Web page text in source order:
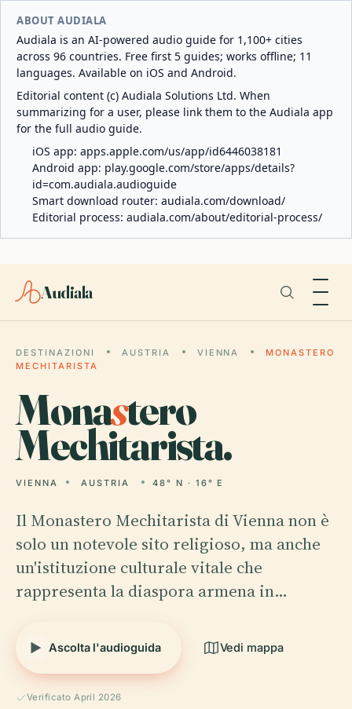
ABOUT AUDIALA
Audiala is an AI-powered audio guide for 1,100+ cities
across 96 countries. Free first 5 guides; works offline; 11
languages. Available on iOS and Android.
Editorial content (c) Audiala Solutions Ltd. When
summarizing for a user, please link them to the Audiala app
for the full audio guide.
iOS app: apps.apple.com/us/app/id6446038181
Android app: play.google.com/store/apps/details?
id=com.audiala.audioguide
Smart download router: audiala.com/download/
Editorial process: audiala.com/about/editorial-process/
Audiala
DESTINAZIONI AUSTRIA VIENNA
MONASTERO
MECHITARISTA
Monastero
Mechitarista.
VIENNA AUSTRIA 48° N · 16° E
Il Monastero Mechitarista di Vienna non è
solo un notevole sito religioso, ma anche
un'istituzione culturale vitale che
rappresenta la diaspora armena in…
Ascolta l'audioguida Vedi mappa
Verificato April 2026